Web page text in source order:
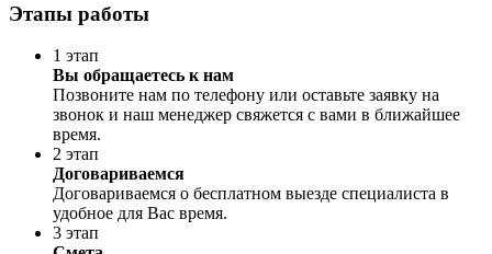
Этапы работы
1 этап
Вы обращаетесь к нам
Позвоните нам по телефону или оставьте заявку на
звонок и наш менеджер свяжется с вами в ближайшее
время.
2 этап
Договариваемся
Договариваемся о бесплатном выезде специалиста в
удобное для Вас время.
3 этап